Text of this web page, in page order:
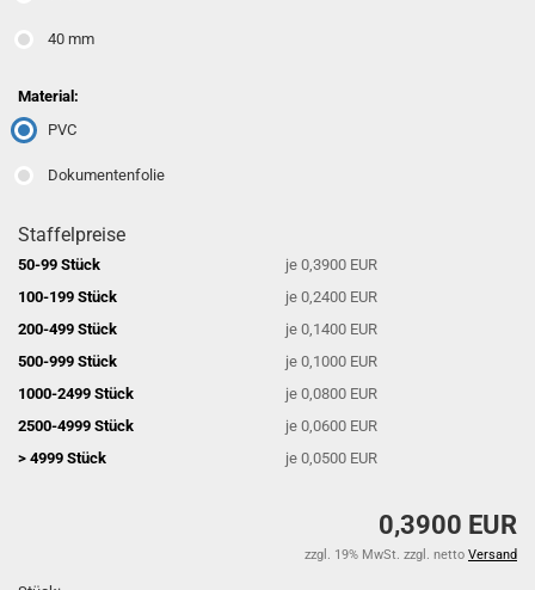
40 mm
Material:
PVC
Dokumentenfolie
Staffelpreise
50-99 Stück
je 0,3900 EUR
100-199 Stück
je 0,2400 EUR
200-499 Stück
je 0,1400 EUR
500-999 Stück
je 0,1000 EUR
1000-2499 Stück
je 0,0800 EUR
2500-4999 Stück
je 0,0600 EUR
> 4999 Stück
je 0,0500 EUR
0,3900 EUR
zzgl. 19% MwSt. zzgl. netto Versand